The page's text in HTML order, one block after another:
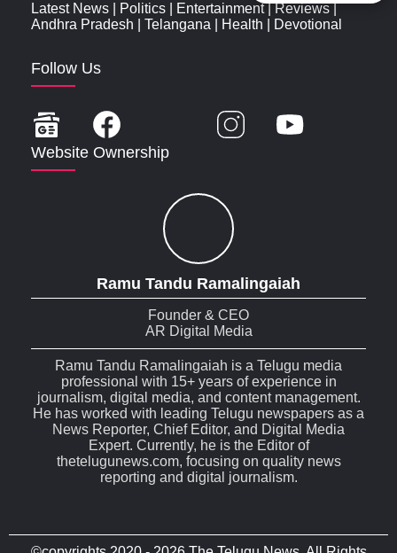
Latest News Politics Entertainment|Reviews|
Andhra Pradesh
Telangana Health Devotional
Follow Us
Website Ownership
Ramu Tandu Ramalingaiah
Founder & CEO
AR Digital Media
Ramu Tandu Ramalingaiah is a Telugu media
professional with 15+ years of experience in
journalism, digital media, and content management.
He has worked with leading Telugu newspapers as a
News Reporter, Chief Editor, and Digital Media
Expert. Currently, he is the Editor of
thetelugunews.com, focusing on quality news
reporting and digital journalism.